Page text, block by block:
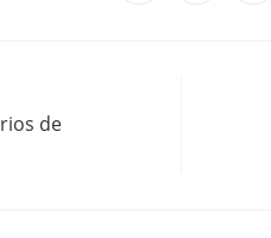
de